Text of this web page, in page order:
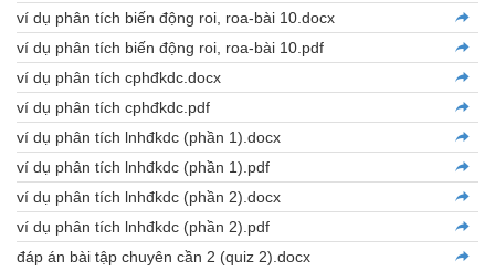
ví dụ phân tích biến động roi, roa-bài 10.docx
ví dụ phân tích biến động roi, roa-bài 10.pdf
ví dụ phân tích cphđkdc.docx
ví dụ phân tích cphđkdc.pdf
ví dụ phân tích lnhđkdc (phần 1).docx
ví dụ phân tích lnhđkdc (phần 1).pdf
ví dụ phân tích lnhđkdc (phần 2).docx
ví dụ phân tích lnhđkdc (phần 2).pdf
đáp án bài tập chuyên cần 2 (quiz 2).docx